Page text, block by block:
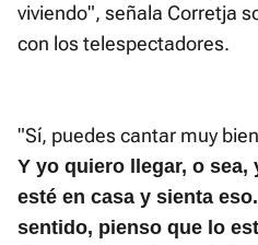
viviendo", señala Corretja
con los telespectadores.
"Sí, puedes cantar muy
Y yo quiero llegar, o sea,
esté en casa y sienta
sentido, pienso que lo